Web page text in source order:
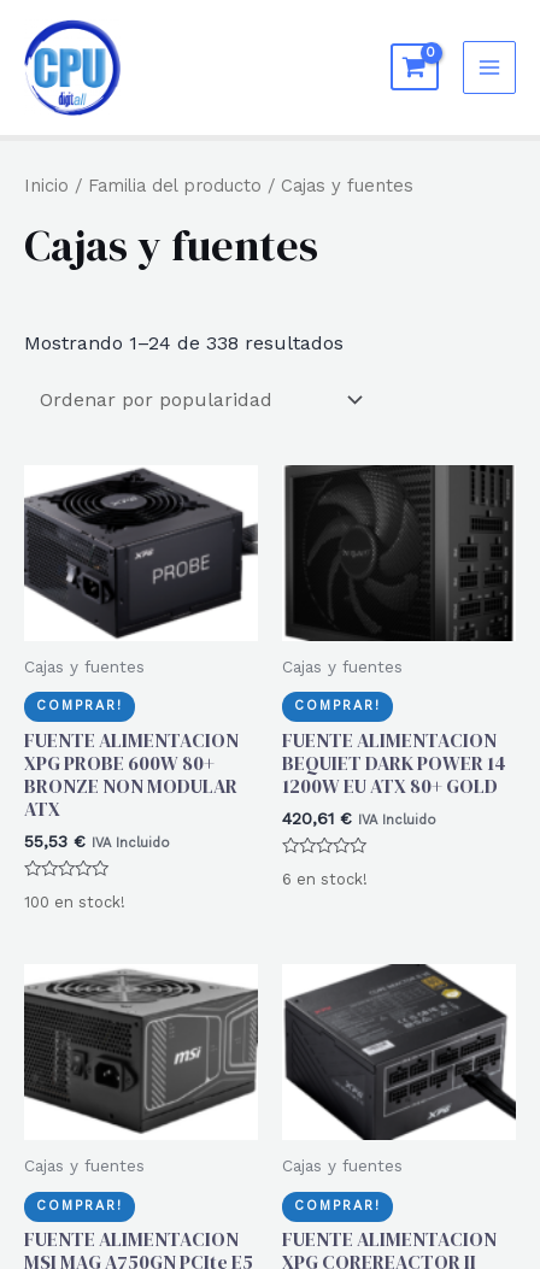
contenido
Inicio / Familia del producto / Cajas y fuentes
Cajas y fuentes
Mostrando 1–24 de 338 resultados
Cajas y fuentes
COMPRAR!
FUENTE ALIMENTACION
XPG PROBE 600W 80+
BRONZE NON MODULAR
ATX
55,53 € IVA Incluido
con
100 en stock!
Cajas y fuentes
COMPRAR!
FUENTE ALIMENTACION
BEQUIET DARK POWER 14
1200W EU ATX 80+ GOLD
420,61 € IVA Incluido
con
6 en stock!
Cajas y fuentes
COMPRAR!
FUENTE ALIMENTACION
MSI MAG A750GN PCIte E5
Cajas y fuentes
COMPRAR!
FUENTE ALIMENTACION
XPG COREREACTOR II